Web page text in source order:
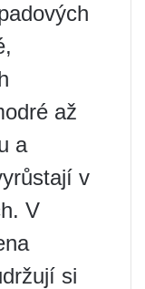
až
a
v
V
si